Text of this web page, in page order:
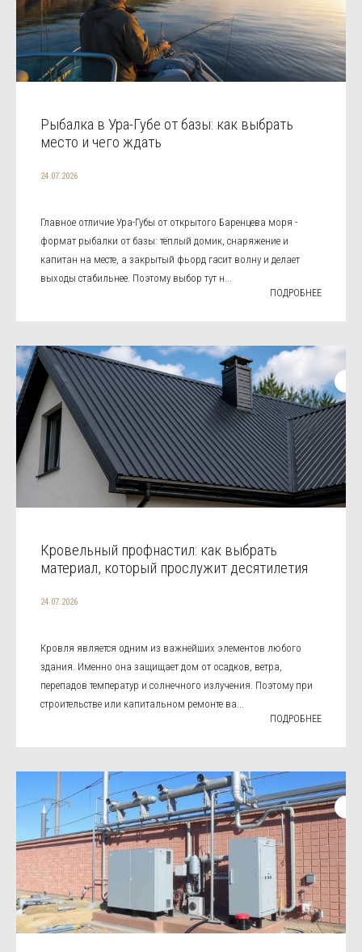
Рыбалка в Ура-Губе от базы: как выбрать
место и чего ждать
24.07.2026
Главное отличие Ура-Губы от открытого Баренцева моря -
формат рыбалки от базы: тёплый домик, снаряжение и
капитан на месте, а закрытый фьорд гасит волну и делает
выходы стабильнее. Поэтому выбор тут н...
ПОДРОБНЕЕ
Кровельный профнастил: как выбрать
материал, который прослужит десятилетия
24.07.2026
Кровля является одним из важнейших элементов любого
здания. Именно она защищает дом от осадков, ветра,
перепадов температур и солнечного излучения. Поэтому при
строительстве или капитальном ремонте ва...
ПОДРОБНЕЕ